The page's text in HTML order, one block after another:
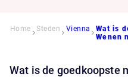
Home Steden Vienna
Wat is
Wenen
Wat is de goedkoopste manier om van Wenen naar